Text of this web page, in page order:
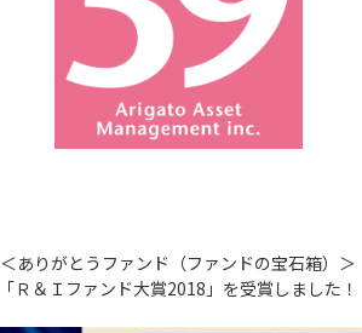
＜ありがとうファンド（ファンドの宝石箱）＞
「Ｒ＆Ｉファンド大賞2018」を受賞しました！